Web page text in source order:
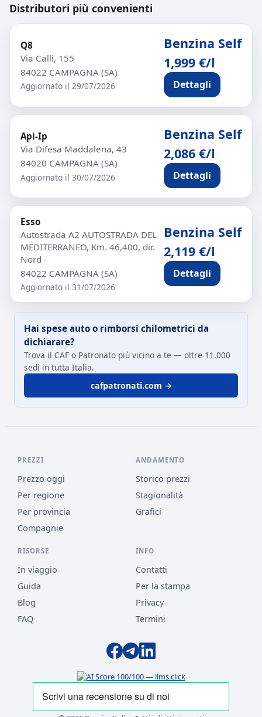
Distributori più convenienti
Q8
Via Calli, 155
84022 CAMPAGNA (SA)
Aggiornato il 29/07/2026
Benzina Self
1,999 €/l
Dettagli
Api-Ip
Via Difesa Maddalena, 43
84020 CAMPAGNA (SA)
Aggiornato il 30/07/2026
Benzina Self
2,086 €/l
Dettagli
Esso
Autostrada A2 AUTOSTRADA DEL
MEDITERRANEO, Km. 46,400, dir.
Nord -
84022 CAMPAGNA (SA)
Aggiornato il 31/07/2026
Benzina Self
2,119 €/l
Dettagli
Hai spese auto o rimborsi chilometrici da
dichiarare?
Trova il CAF o Patronato più vicino a te — oltre 11.000
sedi in tutta Italia.
cafpatronati.com →
PREZZI
Prezzo oggi
Per regione
Per provincia
Compagnie
ANDAMENTO
Storico prezzi
Stagionalità
Grafici
RISORSE
In viaggio
Guida
Blog
FAQ
INFO
Contatti
Per la stampa
Privacy
Termini